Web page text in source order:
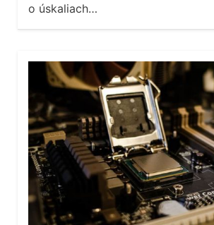
o úskaliach…